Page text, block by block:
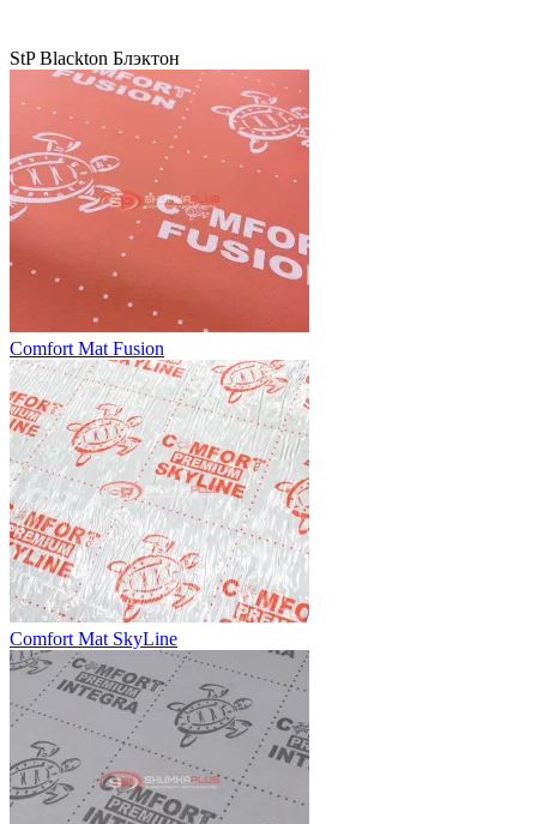
StP Blackton Блэктон
Comfort Mat Fusion
Comfort Mat SkyLine